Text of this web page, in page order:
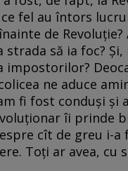
fel au întors
de
să ia foc?
impostorilor?
ne aduce
fi fost conduși și
îi prinde
cît de greu i-
Toți ar avea,